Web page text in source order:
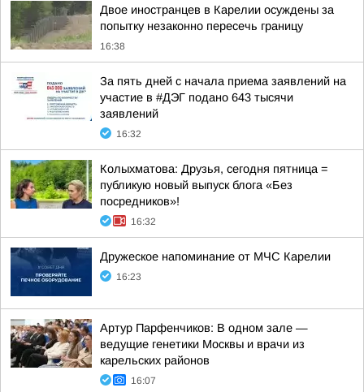
Двое иностранцев в Карелии осуждены за
попытку незаконно пересечь границу
16:38
За пять дней с начала приема заявлений на
участие в #ДЭГ подано 643 тысячи
заявлений
16:32
Колыхматова: Друзья, сегодня пятница =
публикую новый выпуск блога «Без
посредников»!
16:32
Дружеское напоминание от МЧС Карелии
16:23
Артур Парфенчиков: В одном зале —
ведущие генетики Москвы и врачи из
карельских районов
16:07